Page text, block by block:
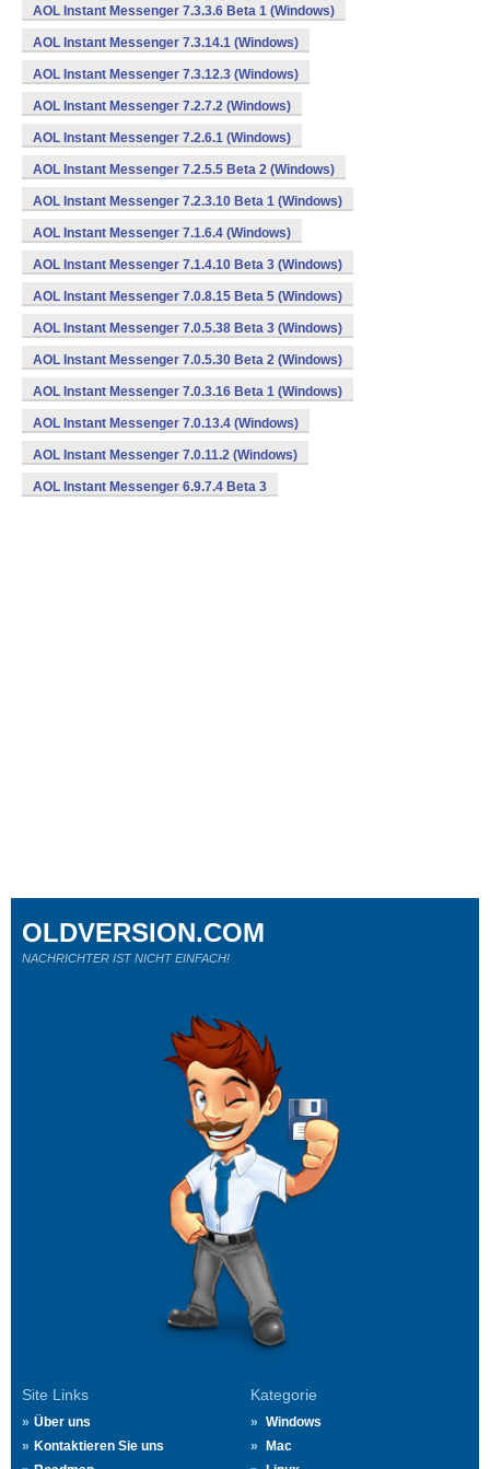
AOL Instant Messenger 7.3.3.6 Beta 1 (Windows)
AOL Instant Messenger 7.3.14.1 (Windows)
AOL Instant Messenger 7.3.12.3 (Windows)
AOL Instant Messenger 7.2.7.2 (Windows)
AOL Instant Messenger 7.2.6.1 (Windows)
AOL Instant Messenger 7.2.5.5 Beta 2 (Windows)
AOL Instant Messenger 7.2.3.10 Beta 1 (Windows)
AOL Instant Messenger 7.1.6.4 (Windows)
AOL Instant Messenger 7.1.4.10 Beta 3 (Windows)
AOL Instant Messenger 7.0.8.15 Beta 5 (Windows)
AOL Instant Messenger 7.0.5.38 Beta 3 (Windows)
AOL Instant Messenger 7.0.5.30 Beta 2 (Windows)
AOL Instant Messenger 7.0.3.16 Beta 1 (Windows)
AOL Instant Messenger 7.0.13.4 (Windows)
AOL Instant Messenger 7.0.11.2 (Windows)
AOL Instant Messenger 6.9.7.4 Beta 3
Site Links
Über uns
Kontaktieren Sie uns
Kategorie
Windows
Mac
OLDVERSION.COM
NACHRICHTER IST NICHT EINFACH!